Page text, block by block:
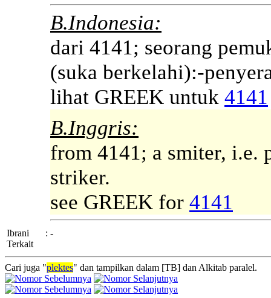
B.Indonesia:
dari 4141; seorang
(suka berkelahi):-
lihat GREEK untuk 4141
B.Inggris:
from 4141; a smiter, i.e.
striker.
see GREEK for 4141
Ibrani
Terkait
: -
Cari juga "plektes" dan tampilkan dalam [TB] dan Alkitab paralel.